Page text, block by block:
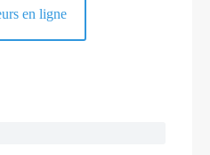
en ligne